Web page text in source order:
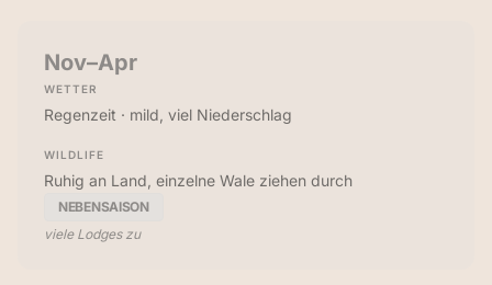
Nov–Apr
WETTER
Regenzeit · mild, viel Niederschlag
WILDLIFE
Ruhig an Land, einzelne Wale ziehen durch
NEBENSAISON
viele Lodges zu